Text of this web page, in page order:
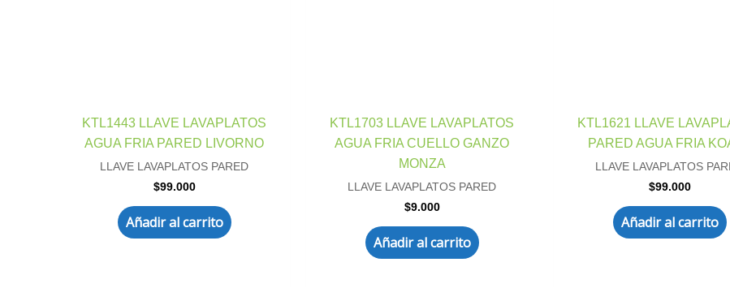
KTL1443 LLAVE LAVAPLATOS
AGUA FRIA PARED LIVORNO
LLAVE LAVAPLATOS PARED
$99.000
Añadir al carrito
KTL1703 LLAVE LAVAPLATOS
AGUA FRIA CUELLO GANZO
MONZA
LLAVE LAVAPLATOS PARED
$9.000
Añadir al carrito
KTL1621 LLAVE
PARED AGUA FRIA
LLAVE LAVAPLATOS
$99.000
Añadir al carrito